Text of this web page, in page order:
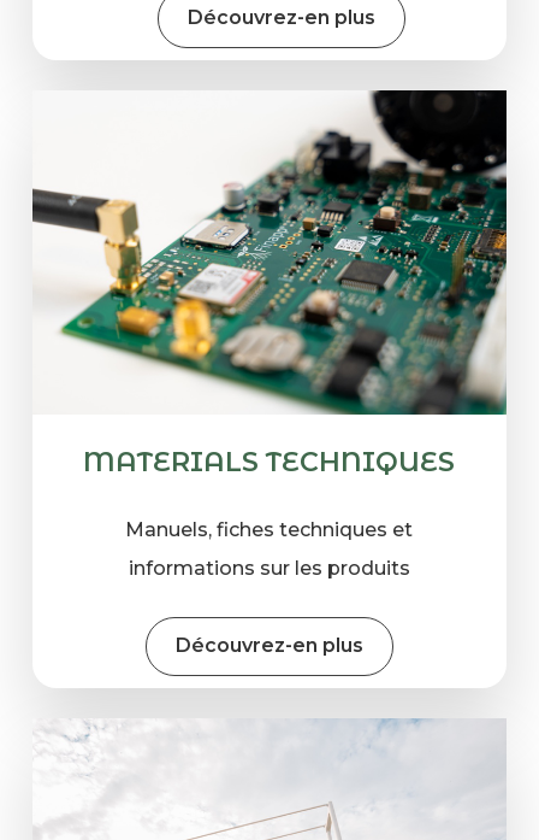
Découvrez-en plus
MATERIALS TECHNIQUES
Manuels, fiches techniques et
informations sur les produits
Découvrez-en plus